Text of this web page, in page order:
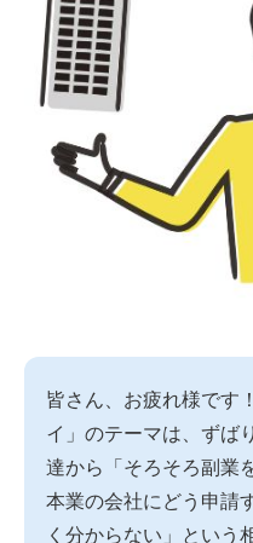
皆さん、お疲れ様です
イ」のテーマは、ずば
達から「そろそろ副業
本業の会社にどう申請
く分からない」という